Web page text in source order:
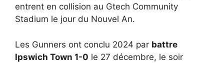
entrent en collision au Gtech Community
Stadium le jour du Nouvel An.
Les Gunners ont conclu 2024 par battre
Ipswich Town 1-0 le 27 décembre, le soir